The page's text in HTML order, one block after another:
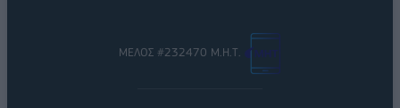
ΜΕΛΟΣ #232470 Μ.Η.Τ.